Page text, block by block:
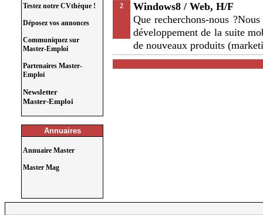
Testez notre CVthèque !
Déposez vos annonces
Communiquez sur
Master-Emploi
Partenaires Master-
Emploi
Newsletter
Master-Emploi
Annuaires
Annuaire Master
Master Mag
2
Windows8 / Web, H/F
Que recherchons-nous
développement de la suite
de nouveaux produits